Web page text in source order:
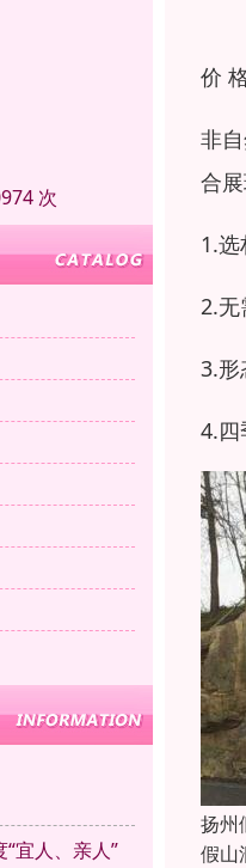
次
宜人、亲人”
价
非
合
1.
2.无
3.形
4.四
扬州
假山